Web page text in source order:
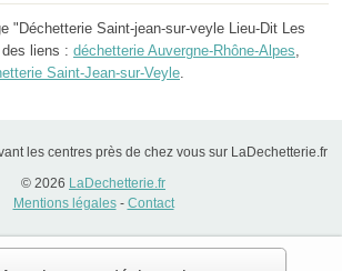
"Déchetterie Saint-jean-sur-veyle Lieu-Dit Les
liens : déchetterie Auvergne-Rhône-Alpes
Saint-Jean-sur-Veyle
les centres près de chez vous sur LaDechetterie.fr
© 2026 LaDechetterie.fr
Mentions légales- Contact